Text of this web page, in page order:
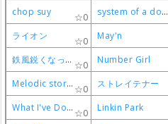
chop suy
0 system of a down
ライオン
0 May'n
鉄風鋭くなって
0 Number Girl
Melodic storm
0 ストレイテナー
What I've Done
0 Linkin Park
chop suy
0 system of a down
ライオン
0 May'n
鉄風鋭くなって
0 Number Girl
Melodic storm
0 ストレイテナー
What I've Done
0 Linkin Park
chop suy
0 system of a down
ライオン
0 May'n
鉄風鋭くなって
0 Number Girl
Melodic storm
0 ストレイテナー
What I've Done
0 Linkin Park
chop suy
0 system of a down
ライオン
0 May'n
鉄風鋭くなって
0 Number Girl
Melodic storm
0 ストレイテナー
What I've Done
0 Linkin Park